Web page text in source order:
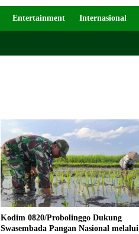
Entertainment Internasional
Kodim 0820/Probolinggo Dukung
Swasembada Pangan Nasional melalui